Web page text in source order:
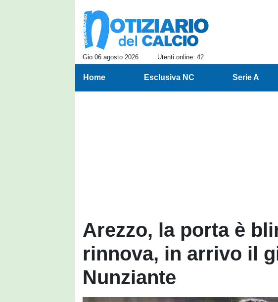
Gio 06 agosto 2026 Utenti online: 42
Home Esclusiva NC Serie A
Arezzo, la porta è
rinnova, in arrivo il
Nunziante